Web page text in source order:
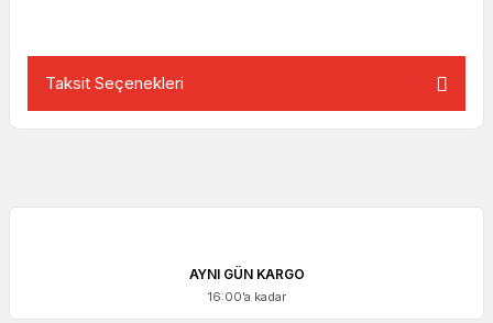
Taksit Seçenekleri
AYNI GÜN KARGO
16:00’a kadar